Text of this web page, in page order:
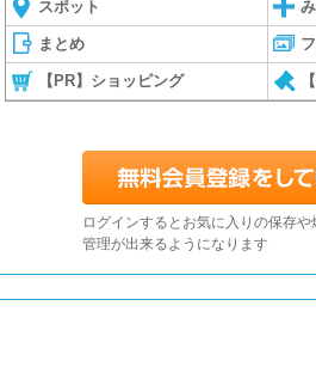
スポット
まとめ
【PR】ショッピング
ログインするとお気に入りの保存
管理が出来るようになります